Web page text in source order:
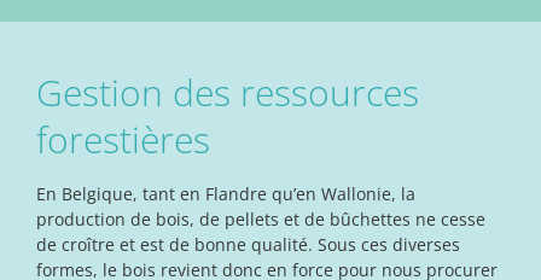
Gestion des ressources
forestières
En Belgique, tant en Flandre qu’en Wallonie, la
production de bois, de pellets et de bûchettes ne cesse
de croître et est de bonne qualité. Sous ces diverses
formes, le bois revient donc en force pour nous procurer